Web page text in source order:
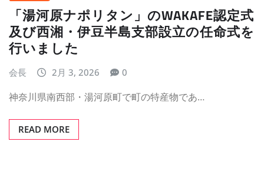
「湯河原ナポリタン」のWAKAFE認定式
及び西湘・伊豆半島支部設立の任命式を
行いました
会長 2月 3, 2026 0
神奈川県南西部・湯河原町で町の特産物であ…
READ MORE